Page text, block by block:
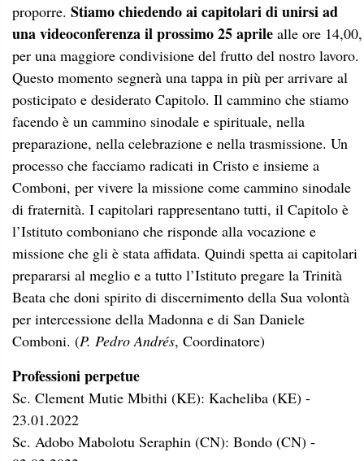
proporre. Stiamo chiedendo ai capitolari di unirsi ad
unavideoconferenzail prossimo 25 aprile alle ore 14,00,
per una maggiore condivisione del frutto del nostro lavoro.
Questo momento segnerà una tappa in più per arrivare al
posticipato e desiderato Capitolo. Il cammino che stiamo
facendo è un cammino sinodale e spirituale, nella
preparazione, nella celebrazione e nella trasmissione. Un
processo che facciamo radicati in Cristo e insieme a
Comboni, per vivere la missione come cammino sinodale
di fraternità. I capitolari rappresentano tutti, il Capitolo è
l’Istituto comboniano che risponde alla vocazione e
missione che gli è stata affidata. Quindi spetta ai capitolari
prepararsi al meglio e a tutto l’Istituto pregare la Trinità
Beata che doni spirito di discernimento della Sua volontà
per intercessione della Madonna e di San Daniele
Comboni. (P. Pedro Andrés, Coordinatore)
Professioni perpetue
Sc. Clement Mutie Mbithi (KE): Kacheliba (KE) -
23.01.2022
Sc. Adobo Mabolotu Seraphin (CN): Bondo (CN) -